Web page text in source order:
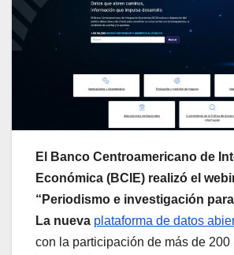
El Banco Centroamericano de
Económica (BCIE) realizó el
“Periodismo e investigación
La nueva plataforma de datos
con la participación de más de 200